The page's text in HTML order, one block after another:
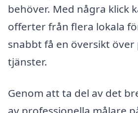
behöver. Med några klick
offerter från flera lokala
snabbt få en översikt över
tjänster.
Genom att ta del av det